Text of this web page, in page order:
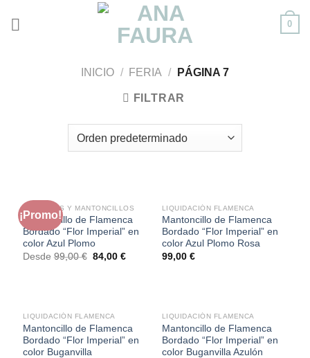
0
INICIO / FERIA / PÁGINA 7
FILTRAR
¡Promo!
SIN EXISTENCIAS
MANTONES Y MANTONCILLOS
Mantoncillo de Flamenca
Bordado “Flor Imperial” en
color Azul Plomo
Desde 99,00€ El
precio
84,00 €El
LIQUIDACIÓN FLAMENCA
Mantoncillo de Flamenca
Bordado “Flor Imperial” en
color Azul Plomo Rosa
99,00 €
LIQUIDACIÓN FLAMENCA
Mantoncillo de Flamenca
Bordado “Flor Imperial” en
color Buganvilla
LIQUIDACIÓN FLAMENCA
Mantoncillo de Flamenca
Bordado “Flor Imperial” en
color Buganvilla Azulón